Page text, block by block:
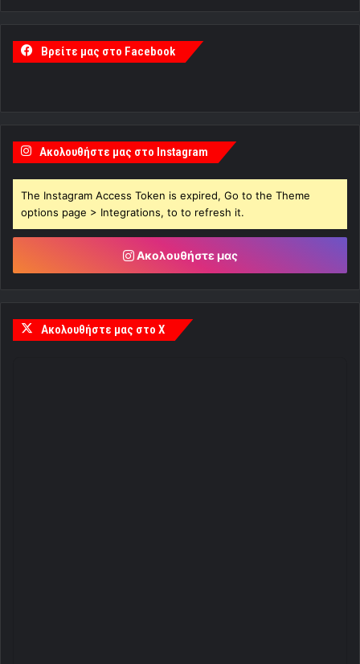
Βρείτε μας στο Facebook
Ακολουθήστε μας στο Instagram
The Instagram Access Token is expired, Go to the Theme
options page > Integrations, to to refresh it.
Ακολουθήστε μας
Ακολουθήστε μας στο X